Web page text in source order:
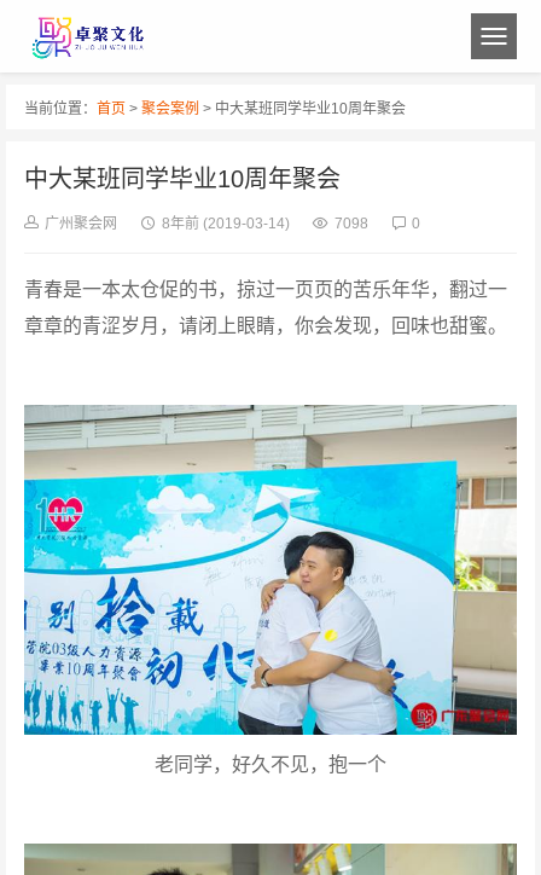
当前位置： 首页 > 聚会案例 > 中大某班同学毕业10周年聚会
中大某班同学毕业10周年聚会
广州聚会网 8年前 (2019-03-14) 7098 0
青春是一本太仓促的书，掠过一页页的苦乐年华，翻过一
章章的青涩岁月，请闭上眼睛，你会发现，回味也甜蜜。
老同学，好久不见，抱一个